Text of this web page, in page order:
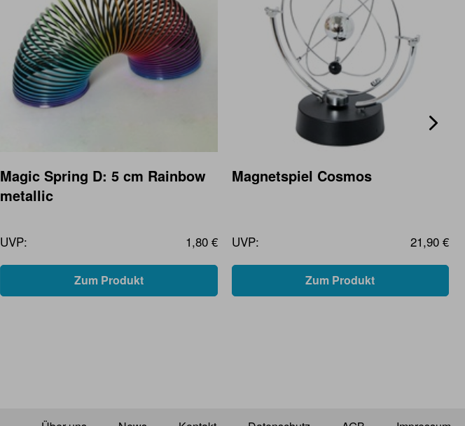
Magic Spring D: 5 cm Rainbow
metallic
UVP: 1,80 €
Zum Produkt
Magnetspiel Cosmos
UVP: 21,90 €
Zum Produkt